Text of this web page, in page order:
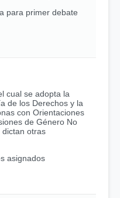
para primer debate
cual se adopta la
de los Derechos y la
con Orientaciones
de Género No
dictan otras
asignados